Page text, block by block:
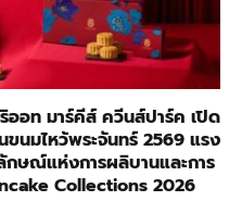
อท มาร์คีส์ ควีนส์ปาร์ค เปิด
นมไหว้พระจันทร์ 2569 แรง
ษณ์แห่งการผลิบานและการ
Collections 2026